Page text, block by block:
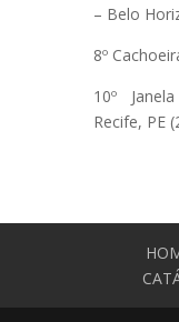
– Belo
8º
10º
Recife, PE